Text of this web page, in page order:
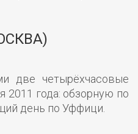
две четырёхчасовые
2011 года: обзорную по
день по Уффици.